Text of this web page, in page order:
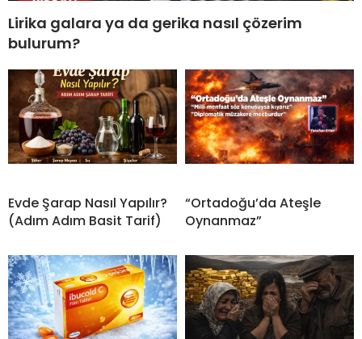
Lirika galara ya da gerika nasıl çözerim
bulurum?
Evde Şarap Nasıl Yapılır?
(Adım Adım Basit Tarif)
“Ortadoğu’da Ateşle
Oynanmaz”